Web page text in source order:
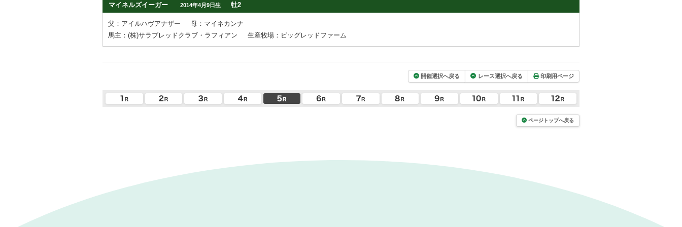
マイネルズイーガー
2014年4月9日生 牡2
父：アイルハヴアナザー
母：マイネカンナ
馬主：(株)サラブレッドクラブ・ラフィアン
生産牧場：ビッグレッドファーム
開催選択へ戻る レース選択へ戻る 印刷用ページ
ページトップへ戻る